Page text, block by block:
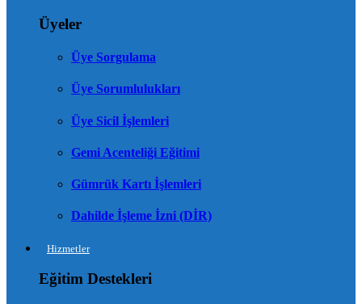
Üyeler
Üye Sorgulama
Üye Sorumlulukları
Üye Sicil İşlemleri
Gemi Acenteliği Eğitimi
Gümrük Kartı İşlemleri
Dahilde İşleme İzni (DİR)
Hizmetler
Eğitim Destekleri